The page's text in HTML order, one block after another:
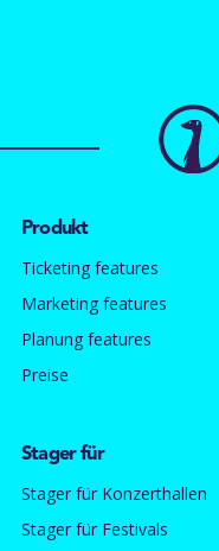
Produkt
Ticketing features
Marketing features
Planung features
Preise
Stager für
Stager für Konzerthallen
Stager für Festivals